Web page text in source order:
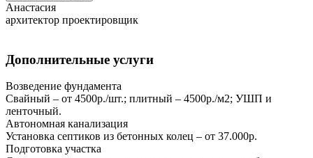
Анастасия
архитектор проектировщик
Дополнительные услуги
Возведение фундамента
Свайный – от 4500р./шт.; плитный – 4500р./м2; УШП и
ленточный.
Автономная канализация
Установка септиков из бетонных колец – от 37.000р.
Подготовка участка